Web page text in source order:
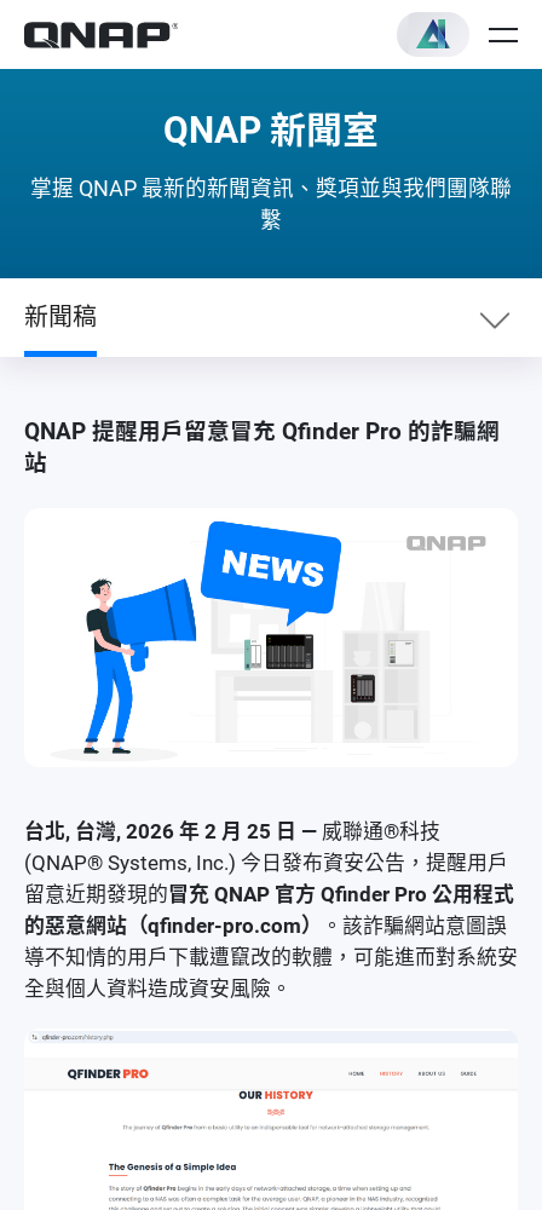
QNAP 新聞室
掌握 QNAP 最新的新聞資訊、獎項並與我們團隊聯
繫
新聞稿
新聞稿
獎項與評測
QNAP 提醒用戶留意冒充 Qfinder Pro 的詐騙網
站
台北, 台灣, 2026 年 2 月 25 日 — 威聯通®科技
(QNAP® Systems, Inc.) 今日發布資安公告，提醒用戶
留意近期發現的冒充 QNAP 官方 Qfinder Pro 公用程式
的惡意網站（qfinder-pro.com）
。該詐騙網站意圖誤
導不知情的用戶下載遭竄改的軟體，可能進而對系統安
全與個人資料造成資安風險。